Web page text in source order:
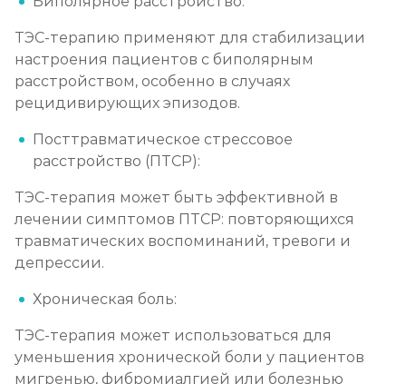
Лечение алкоголизма в стационаре (сутки)
от 2 500 ₽ Записаться
Лечение пивного алкоголизма
Лечение винного алкоголизма
от 2 500 ₽ Записаться
Лечение подросткового алкоголизма
Социализация алкоголиков
от 750 ₽ Записаться
ТЭС-терапию применяют для стабилизации
настроения пациентов с биполярным
расстройством, особенно в случаях
рецидивирующих эпизодов.
Посттравматическое стрессовое
расстройство (ПТСР):
ТЭС-терапия может быть эффективной в
лечении симптомов ПТСР: повторяющихся
травматических воспоминаний, тревоги и
депрессии.
Хроническая боль:
ТЭС-терапия может использоваться для
уменьшения хронической боли у пациентов
мигренью, фибромиалгией или болезнью